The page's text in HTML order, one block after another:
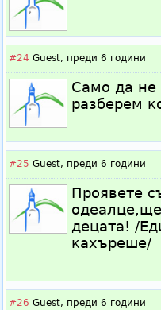
#24 Guest, преди 6 години
Само да не
разберем
#25 Guest, преди 6 години
Проявете
децата! /
кахъреше/
#26 Guest, преди 6 години